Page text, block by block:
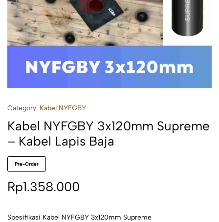
Category: Kabel NYFGBY
Kabel NYFGBY 3x120mm Supreme
– Kabel Lapis Baja
Pre-Order
Rp1.358.000
Spesifikasi Kabel NYFGBY 3x120mm Supreme